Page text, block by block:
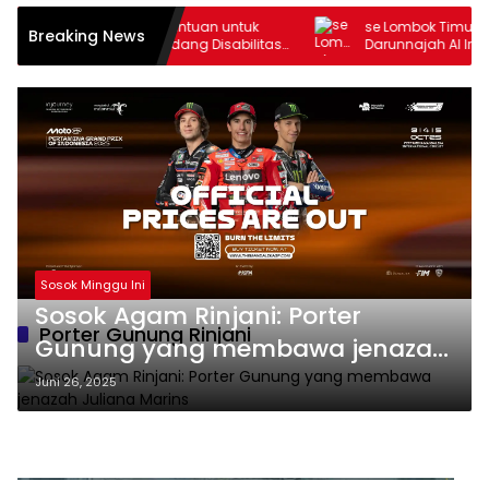
Breaking News
Salurkan Bantuan untuk
dan Penyandang Disabilitas
se Lombok Timur, Majlis
Darunnajah Al Irsyadi akan
Hadrah Al-Habsyi
Porter Gunung Rinjani
Sosok Minggu Ini
Sosok Agam Rinjani: Porter
Gunung yang membawa jenazah
Juliana Marins
Juni 26, 2025